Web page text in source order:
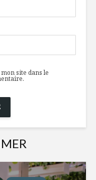
site dans le